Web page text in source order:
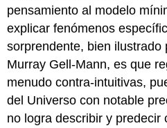
pensamiento al modelo
explicar fenómenos
sorprendente, bien ilustrado
Murray Gell-Mann, es que
menudo contra-intuitivas,
del Universo con notable
no logra describir y predecir